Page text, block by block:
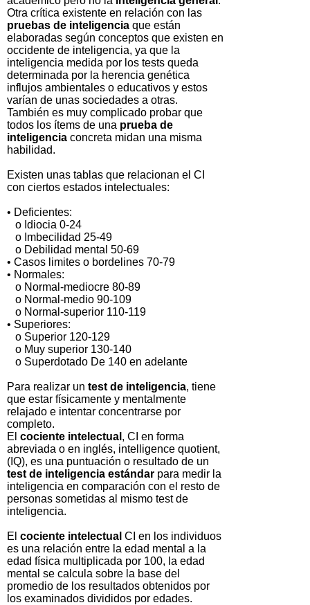
Otra crítica existente en relación con las
pruebas de inteligencia que están
elaboradas según conceptos que existen en
occidente de inteligencia, ya que la
inteligencia medida por los tests queda
determinada por la herencia genética
influjos ambientales o educativos y estos
varían de unas sociedades a otras.
También es muy complicado probar que
todos los ítems de una prueba de
inteligencia concreta midan una misma
habilidad.
Existen unas tablas que relacionan el CI
con ciertos estados intelectuales:
• Deficientes:
o Idiocia 0-24
o Imbecilidad 25-49
o Debilidad mental 50-69
• Casos limites o bordelines 70-79
• Normales:
o Normal-mediocre 80-89
o Normal-medio 90-109
o Normal-superior 110-119
• Superiores:
o Superior 120-129
o Muy superior 130-140
o Superdotado De 140 en adelante
Para realizar un test de inteligencia, tiene
que estar físicamente y mentalmente
relajado e intentar concentrarse por
completo.
El cociente intelectual , CI en forma
abreviada o en inglés, intelligence quotient,
(IQ), es una puntuación o resultado de un
test de inteligencia estándar para medir la
inteligencia en comparación con el resto de
personas sometidas al mismo test de
inteligencia.
El cociente intelectual CI en los individuos
es una relación entre la edad mental a la
edad física multiplicada por 100, la edad
mental se calcula sobre la base del
promedio de los resultados obtenidos por
los examinados divididos por edades.